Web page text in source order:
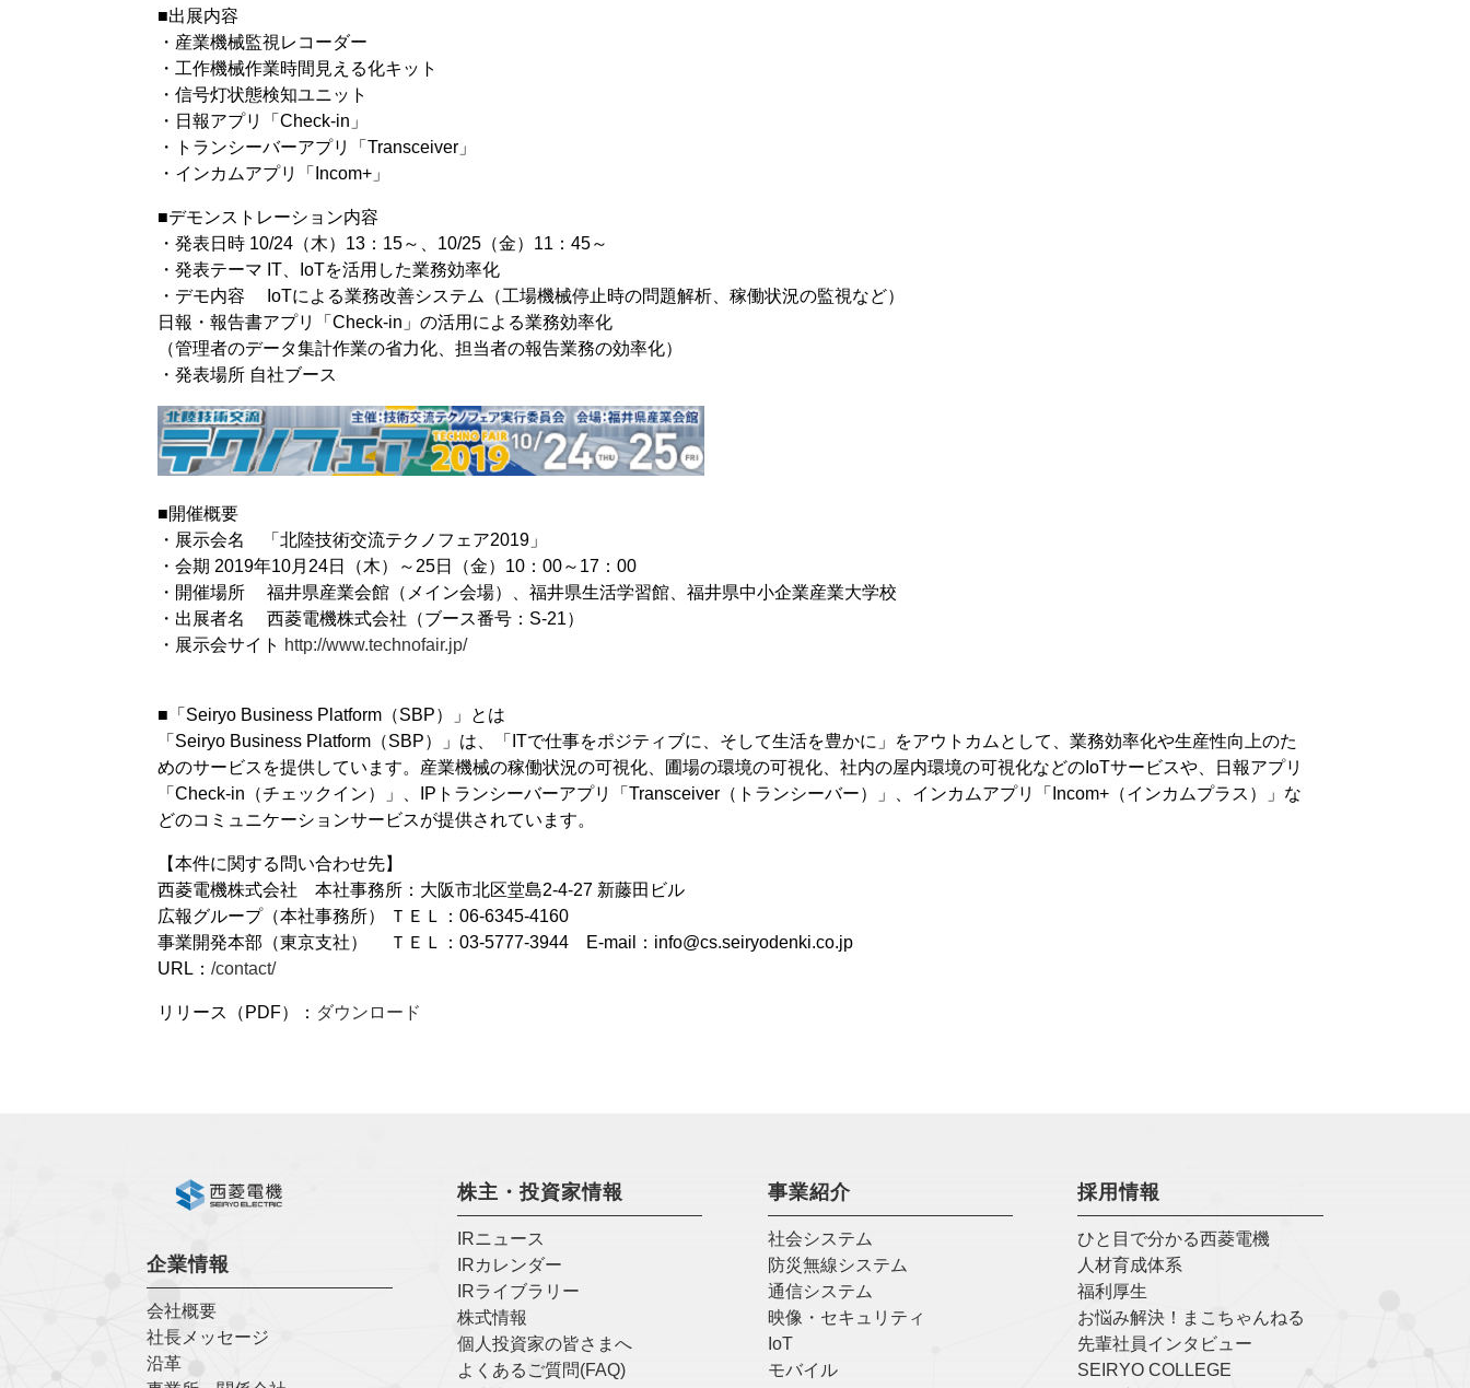
■出展内容
・産業機械監視レコーダー
・工作機械作業時間見える化キット
・信号灯状態検知ユニット
・日報アプリ「Check-in」
・トランシーバーアプリ「Transceiver」
・インカムアプリ「Incom+」
■デモンストレーション内容
・発表日時 10/24（木）13：15～、10/25（金）11：45～
・発表テーマ IT、IoTを活用した業務効率化
・デモ内容 IoTによる業務改善システム（工場機械停止時の問題解析、稼働状況の監視など）
日報・報告書アプリ「Check-in」の活用による業務効率化
（管理者のデータ集計作業の省力化、担当者の報告業務の効率化）
・発表場所 自社ブース
■開催概要
・展示会名 「北陸技術交流テクノフェア2019」
・会期 2019年10月24日（木）～25日（金）10：00～17：00
・開催場所 福井県産業会館（メイン会場）、福井県生活学習館、福井県中小企業産業大学校
・出展者名 西菱電機株式会社（ブース番号：S-21）
・展示会サイト http://www.technofair.jp/
■「Seiryo Business Platform（SBP）」とは
「Seiryo Business Platform（SBP）」は、「ITで仕事をポジティブに、そして生活を豊かに」をアウトカムとして、業務効率化や生産性向上のた
めのサービスを提供しています。産業機械の稼働状況の可視化、圃場の環境の可視化、社内の屋内環境の可視化などのIoTサービスや、日報アプリ
「Check-in（チェックイン）」、IPトランシーバーアプリ「Transceiver（トランシーバー）」、インカムアプリ「Incom+（インカムプラス）」な
どのコミュニケーションサービスが提供されています。
【本件に関する問い合わせ先】
西菱電機株式会社 本社事務所：大阪市北区堂島2-4-27 新藤田ビル
広報グループ（本社事務所） ＴＥＬ：06-6345-4160
事業開発本部（東京支社） ＴＥＬ：03-5777-3944 E-mail：info@cs.seiryodenki.co.jp
URL：/contact/
リリース（PDF）： ダウンロード
企業情報
会社概要
社長メッセージ
沿革
株主・投資家情報
IRニュース
IRカレンダー
IRライブラリー
株式情報
個人投資家の皆さまへ
よくあるご質問(FAQ)
事業紹介
社会システム
防災無線システム
通信システム
映像・セキュリティ
IoT
モバイル
採用情報
ひと目で分かる西菱電機
人材育成体系
福利厚生
お悩み解決！まこちゃんねる
先輩社員インタビュー
SEIRYO COLLEGE